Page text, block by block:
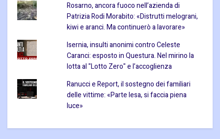
Rosarno, ancora fuoco nell’azienda di
Patrizia Rodi Morabito: «Distrutti melograni,
kiwi e aranci. Ma continuerò a lavorare»
Isernia, insulti anonimi contro Celeste
Caranci: esposto in Questura. Nel mirino la
lotta al "Lotto Zero" e l’accoglienza
Ranucci e Report, il sostegno dei familiari
delle vittime: «Parte lesa, si faccia piena
luce»